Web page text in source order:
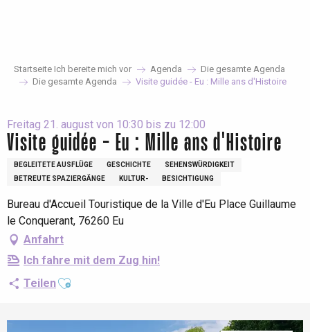
Startseite Ich bereite mich vor Agenda
Die gesamte Agenda
Die gesamte Agenda
Visite guidée - Eu : Mille ans d'Histoire
Freitag 21. august von 10:30 bis zu 12:00
Visite guidée - Eu : Mille ans d'Histoire
BEGLEITETE AUSFLÜGE GESCHICHTE
SEHENSWÜRDIGKEIT
BETREUTE SPAZIERGÄNGE
KULTUR- BESICHTIGUNG
Bureau d'Accueil Touristique de la Ville d'Eu Place Guillaume
le Conquerant, 76260 Eu
Anfahrt
Ich fahre mit dem Zug hin!
TeilenAjouter aux favoris